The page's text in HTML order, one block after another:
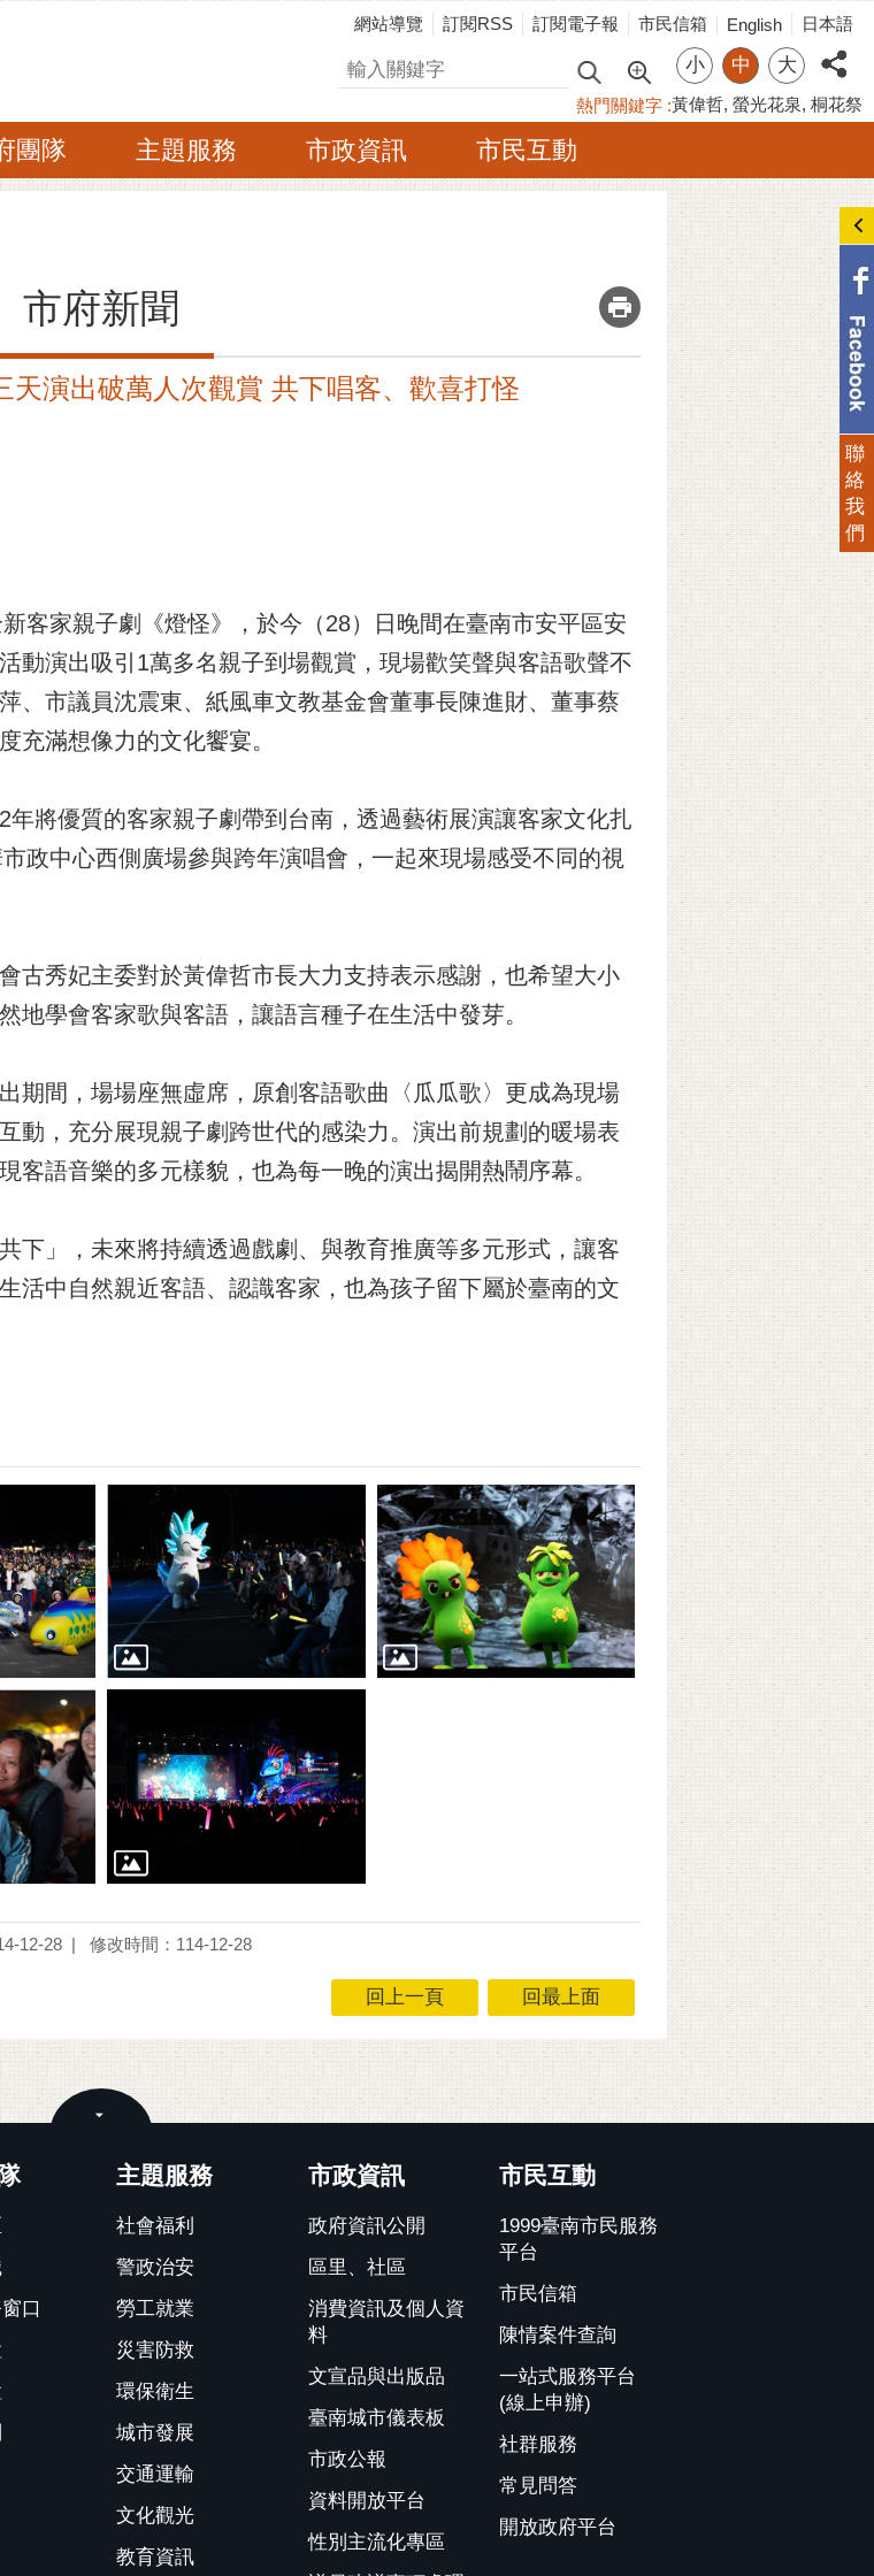
網站導覽 訂閱RSS 訂閱電子報 市民信箱 English 日本語
搜尋 小 中 大
熱門關鍵字 黃偉哲 螢光花泉 桐花祭
團隊 主題服務 市政資訊 市民互動
市府新聞 _
演出破萬人次觀賞 共下唱客、歡喜打怪
客家親子劇《燈怪》，於今（28）日晚間在臺南市安平區安
動演出吸引1萬多名親子到場觀賞，現場歡笑聲與客語歌聲不
、市議員沈震東、紙風車文教基金會董事長陳進財、董事蔡
充滿想像力的文化饗宴。
將優質的客家親子劇帶到台南，透過藝術展演讓客家文化扎
政中心西側廣場參與跨年演唱會，一起來現場感受不同的視
古秀妃主委對於黃偉哲市長大力支持表示感謝，也希望大小
地學會客家歌與客語，讓語言種子在生活中發芽。
期間，場場座無虛席，原創客語歌曲〈瓜瓜歌〉更成為現場
動，充分展現親子劇跨世代的感染力。演出前規劃的暖場表
客語音樂的多元樣貌，也為每一晚的演出揭開熱鬧序幕。
下」，未來將持續透過戲劇、與教育推廣等多元形式，讓客
活中自然親近客語、認識客家，也為孩子留下屬於臺南的文
12-28 修改時間：114-12-28
回上一頁 回最上面
口
主題服務
社會福利
警政治安
勞工就業
災害防救
環保衛生
城市發展
交通運輸
文化觀光
教育資訊
市政資訊
政府資訊公開
區里、社區
消費資訊及個人資
料
文宣品與出版品
臺南城市儀表板
市政公報
資料開放平台
性別主流化專區
市民互動
1999臺南市民服務
平台
市民信箱
陳情案件查詢
一站式服務平台
(線上申辦)
社群服務
常見問答
開放政府平台
聯
絡
我
們